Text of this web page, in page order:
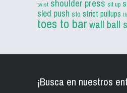
twist shoulder press sit up
sled push sto strict pullups
toes to barwall ball
¡Busca en nuestros